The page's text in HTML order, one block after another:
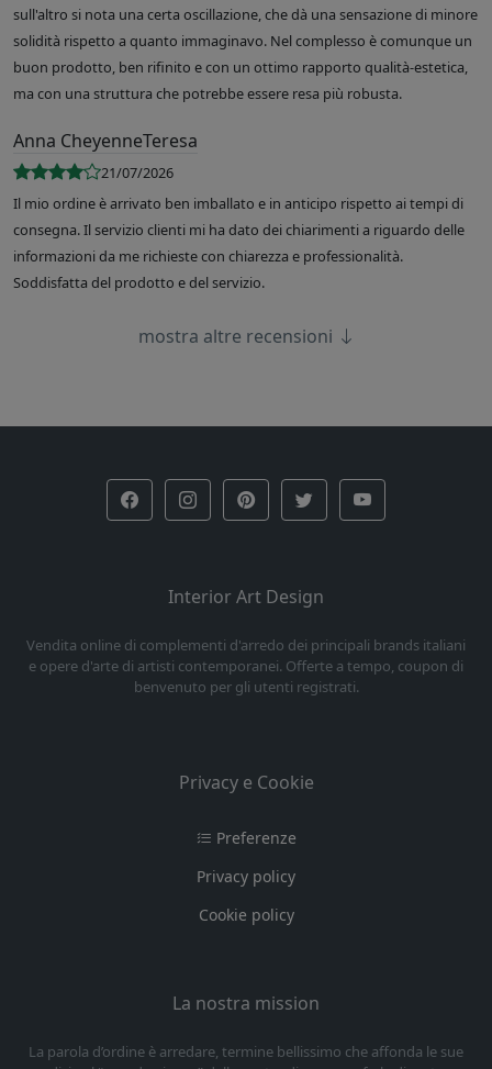
sull'altro si nota una certa oscillazione, che dà una sensazione di minore
solidità rispetto a quanto immaginavo. Nel complesso è comunque un
buon prodotto, ben rifinito e con un ottimo rapporto qualità-estetica,
ma con una struttura che potrebbe essere resa più robusta.
Anna CheyenneTeresa
21/07/2026
Il mio ordine è arrivato ben imballato e in anticipo rispetto ai tempi di
consegna. Il servizio clienti mi ha dato dei chiarimenti a riguardo delle
informazioni da me richieste con chiarezza e professionalità.
Soddisfatta del prodotto e del servizio.
mostra altre recensioni
Interior Art Design
Vendita online di complementi d'arredo dei principali brands italiani
e opere d'arte di artisti contemporanei. Offerte a tempo, coupon di
benvenuto per gli utenti registrati.
Privacy e Cookie
Preferenze
Privacy policy
Cookie policy
La nostra mission
La parola d’ordine è arredare, termine bellissimo che affonda le sue